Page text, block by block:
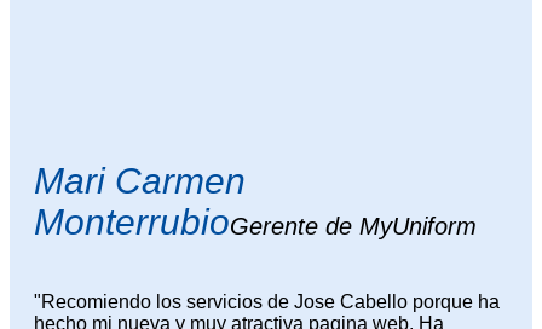
Mari Carmen
MonterrubioGerente de MyUniform
"Recomiendo los servicios de Jose Cabello porque ha
hecho mi nueva y muy atractiva pagina web. Ha